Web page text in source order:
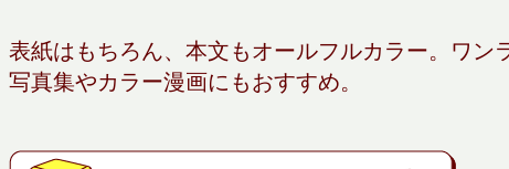
表紙はもちろん、本文もオールフルカラー。ワン
写真集やカラー漫画にもおすすめ。